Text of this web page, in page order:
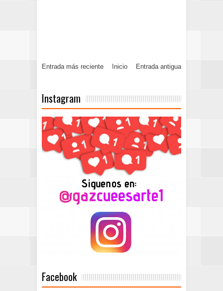
Entrada más reciente Entrada antigua
Inicio
Instagram
Facebook